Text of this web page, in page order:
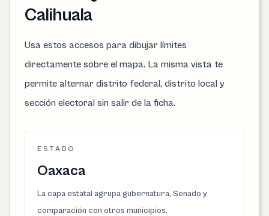
Calihuala
Usa estos accesos para dibujar límites
directamente sobre el mapa. La misma vista te
permite alternar distrito federal, distrito local y
sección electoral sin salir de la ficha.
ESTADO
Oaxaca
La capa estatal agrupa gubernatura, Senado y
comparación con otros municipios.